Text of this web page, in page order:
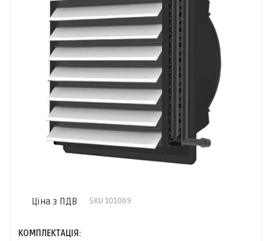
Ціна з ПДВ SKU 101069
КОМПЛЕКТАЦІЯ: